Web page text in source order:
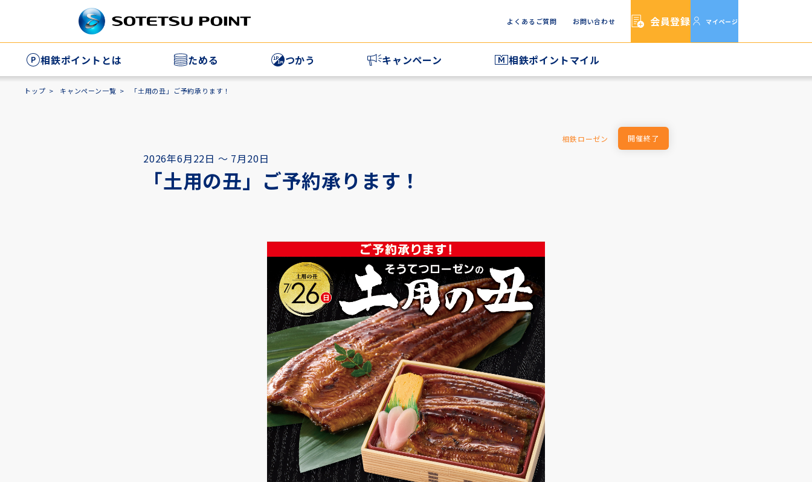
よくあるご質問 お問い合わせ 会員登録 マイページ
相鉄ポイントとは ためる つかう キャンペーン 相鉄ポイントマイル
相鉄ポイントマイルをつかう
トップ キャンペーン一覧 「土用の丑」ご予約承ります！
2026年6月22日 ～ 7月20日
相鉄ローゼン 開催終了
「土用の丑」ご予約承ります！